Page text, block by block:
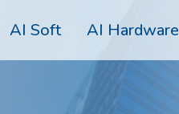
AI Soft AI Hardware